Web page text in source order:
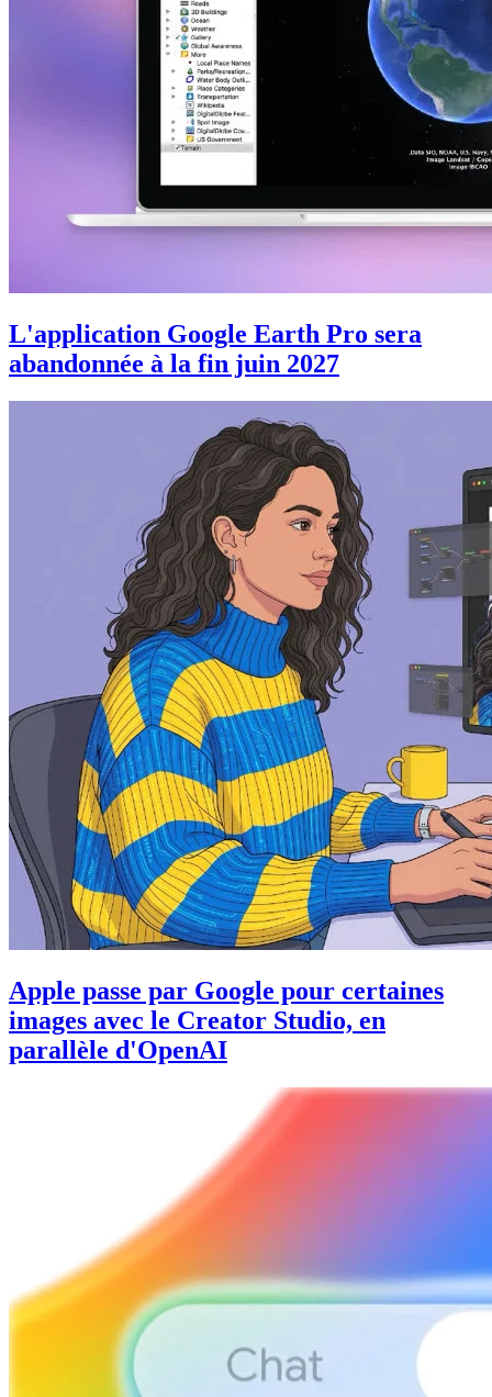
L'application Google Earth Pro sera
abandonnée à la fin juin 2027
Apple passe par Google pour certaines
images avec le Creator Studio, en
parallèle d'OpenAI